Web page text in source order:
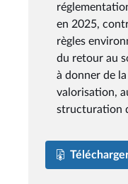
en 2025,
règles
du retour au
à donner de
valorisation,
structuration